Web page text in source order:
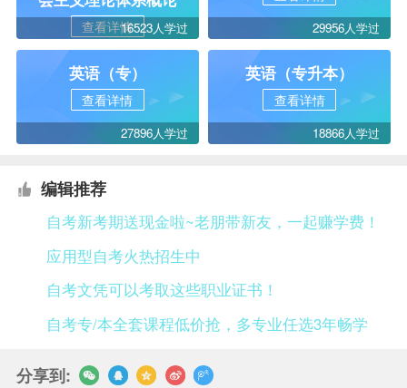
查看详情16523人学过 29956人学过
英语（专）
查看详情
27896人学过
英语（专升本）
查看详情
18866人学过
编辑推荐
自考新考期送现金啦~老朋带新友，一起赚学费！
应用型自考火热招生中
自考文凭可以考取这些职业证书！
自考专/本全套课程低价抢，多专业任选3年畅学
分享到: